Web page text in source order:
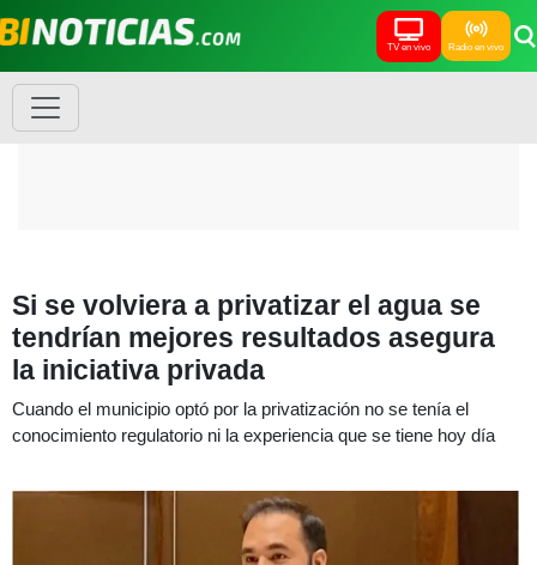
TV en vivo Radio en vivo
Si se volviera a privatizar el agua se
tendrían mejores resultados asegura
la iniciativa privada
Cuando el municipio optó por la privatización no se tenía el
conocimiento regulatorio ni la experiencia que se tiene hoy día